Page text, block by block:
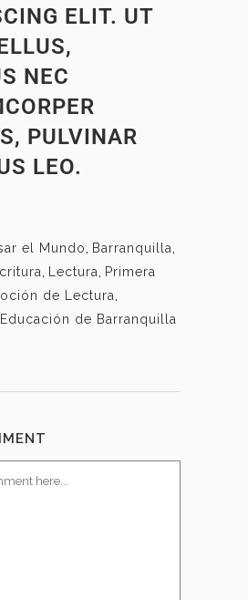
ELIT. UT
NEC
PULVINAR
LEO.
el Mundo Barranquilla
Lectura
Primera
de Lectura
de Barranquilla